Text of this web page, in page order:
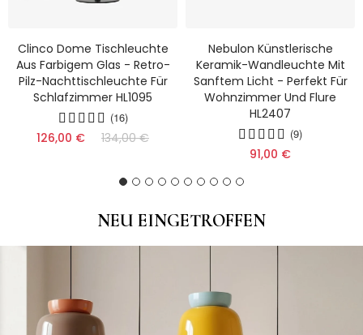
Clinco Dome Tischleuchte
Aus Farbigem Glas - Retro-
Pilz-Nachttischleuchte Für
Schlafzimmer HL1095
(16)
126,00 € 134,00 €
Nebulon Künstlerische
Keramik-Wandleuchte Mit
Sanftem Licht - Perfekt Für
Wohnzimmer Und Flure
HL2407
(9)
91,00 €
NEU EINGETROFFEN